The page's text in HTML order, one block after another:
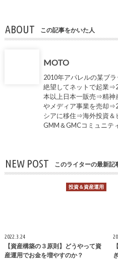
ABOUT この記事をかいた人
MOTO
2010年アパレルの某ブ
絶望してネットで起業
本以上日本一販売⇒精
やメディア事業を売却
シアに移住⇒海外投資＆
GMM＆GMCコミュニテ
NEW POST このライターの最新記
投資＆資産運用
2022.3.24
【資産構築の３原則】どうやって資
産運用でお金を増やすのか？